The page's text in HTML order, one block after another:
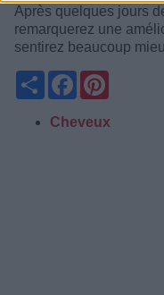
Après quelques jours
remarquerez une
sentirez beaucoup
PartagerFacebook
Cheveux